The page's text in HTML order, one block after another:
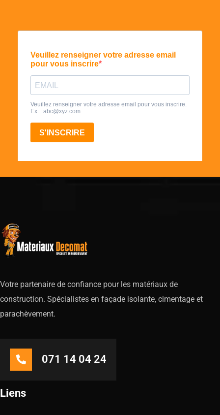
Votre partenaire de confiance pour les matériaux de
construction. Spécialistes en façade isolante, cimentage et
parachèvement.
071 14 04 24
Liens